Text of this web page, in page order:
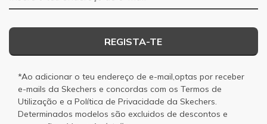
REGISTA-TE
*Ao adicionar o teu endereço de e-mail,optas por receber
e-mails da Skechers e concordas com os Termos de
Utilização e a Política de Privacidade da Skechers.
Determinados modelos são excluidos de descontos e